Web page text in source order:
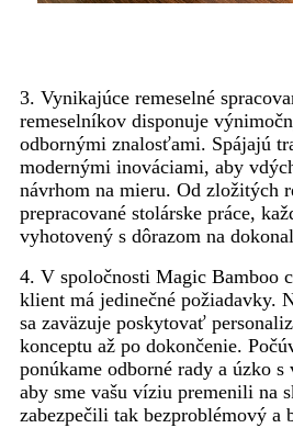
3. Vynikajúce remeselné
remeselníkov disponuje
odbornými znalosťami. Spájajú
modernými inováciami, aby
návrhom na mieru. Od zložitých
prepracované stolárske práce,
vyhotovený s dôrazom na
4. V spoločnosti Magic Bamboo
klient má jedinečné požiadavky.
sa zaväzuje poskytovať
konceptu až po dokončenie.
ponúkame odborné rady a úzko
aby sme vašu víziu premenili na
zabezpečili tak bezproblémový a